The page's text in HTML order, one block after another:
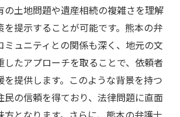
の土地問題や遺産相続の複雑さを理解
を提示することが可能です。熊本の弁
ミュニティとの関係も深く、地元の文
したアプローチを取ることで、依頼者
を提供します。このような背景を持つ
民の信頼を得ており、法律問題に直面